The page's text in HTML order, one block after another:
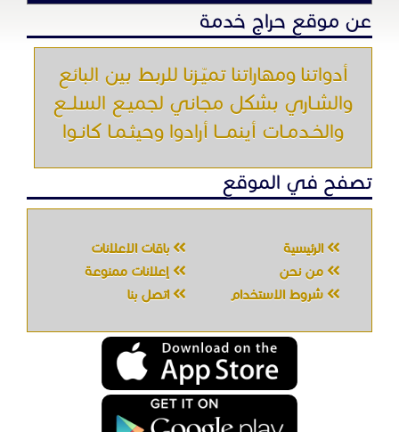
عن موقع حراج خدمة
أدواتنا ومهاراتنا تميّـزنا للربط بين البائع
والشـاري بشكل مجاني لجميـع السلــع
والخـدمـات أينمـــا أرادوا وحيثـمـا كانـوا
تصفح في الموقع
الرئيسية
باقات الإعلانات
من نحن
إعلانات ممنوعة
شروط الاستخدام
اتصل بنا